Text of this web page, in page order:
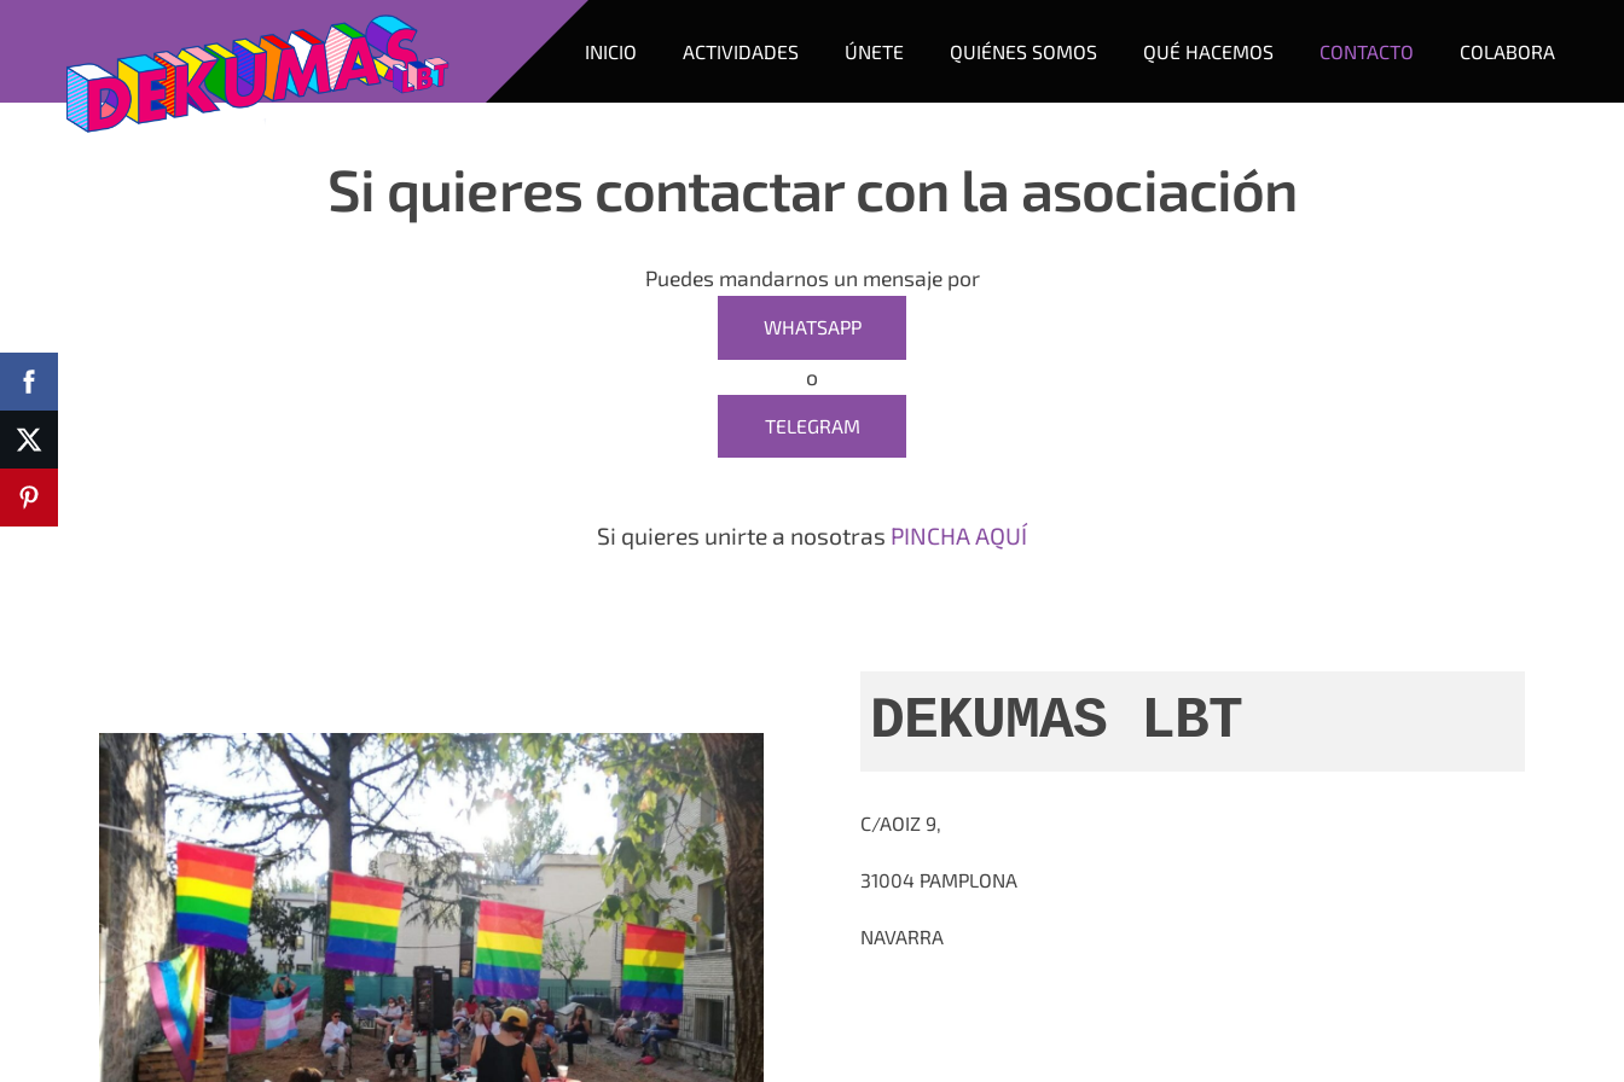
INICIO ACTIVIDADES ÚNETE QUIÉNES SOMOS QUÉ HACEMOS CONTACTO COLABORA
Si quieres contactar con la asociación
Puedes mandarnos un mensaje por
WHATSAPP
o
TELEGRAM
Si quieres unirte a nosotras PINCHA AQUÍ
DEKUMAS LBT
C/AOIZ 9,
31004 PAMPLONA
NAVARRA